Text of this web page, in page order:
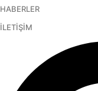
İçeriğe
atla
HABERLER
İLETİŞİM